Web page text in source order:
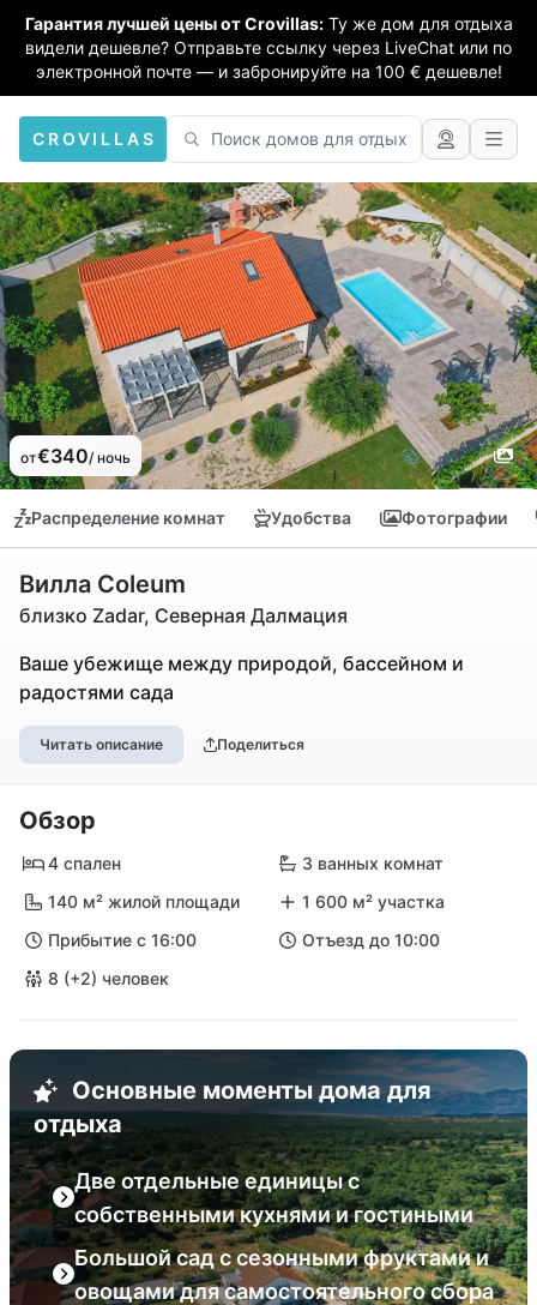
Гарантия лучшей цены от Crovillas: Ту же дом для отдыха
видели дешевле? Отправьте ссылку через LiveChat или по
электронной почте — и забронируйте на 100 € дешевле!
CROVILLAS
от€340/ ночь
Распределение комнат Удобства Фотографии
Вилла Coleum
близко Zadar, Северная Далмация
Ваше убежище между природой, бассейном и
радостями сада
Читать описание Поделиться
Обзор
4 спален
3 ванных комнат
140 м² жилой площади
1 600 м² участка
Прибытие с 16:00
Отъезд до 10:00
8 (+2) человек
Основные моменты дома для
отдыха
Две отдельные единицы с
собственными кухнями и гостиными
Большой сад с сезонными фруктами и
овощами для самостоятельного сбора